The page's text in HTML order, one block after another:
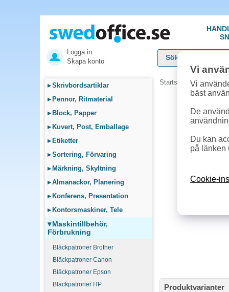
Logga in
Skapa konto
▸Skrivbordsartiklar
▸ Pennor, Ritmaterial
▸ Block, Papper
▸ Kuvert, Post, Emballage
▸ Etiketter
▸Sortering, Förvaring
▸ Märkning, Skyltning
▸Almanackor, Planering
▸ Konferens, Presentation
▸ Kontorsmaskiner, Tele
▾Maskintillbehör,
Förbrukning
Bläckpatroner Brother
Bläckpatroner Canon
Bläckpatroner Epson
Bläckpatroner HP
Startsida »
Produktvarianter
Vi
Vi
bäst
De
Du kan
på länken
Cookie-